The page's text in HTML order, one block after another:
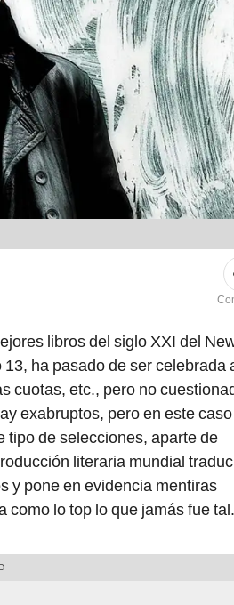
libros del siglo XXI del
ha pasado de ser celebrada
cuotas, etc., pero no
exabruptos, pero en este caso
tipo de selecciones, aparte de
literaria mundial
y pone en evidencia mentiras
lo top lo que jamás fue